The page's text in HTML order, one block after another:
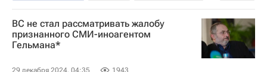
Россия
Московская область (Подмосковье)
Игорь Мишин
Ксения Собчак Греция
ВС не стал рассматривать жалобу
признанного СМИ-иноагентом
Гельмана*
29 декабря 2024, 04:35 1943